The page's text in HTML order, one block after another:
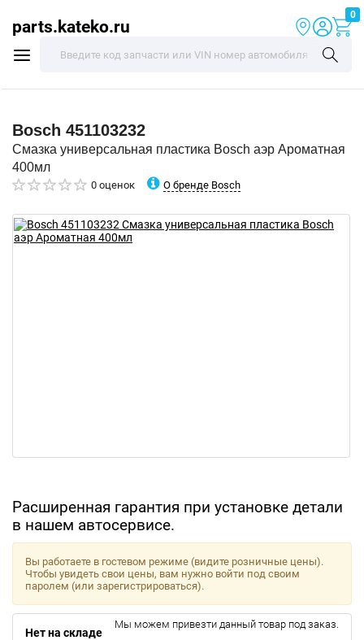
parts.kateko.ru
0
Bosch 451103232
Смазка универсальная пластика Bosch аэр Ароматная
400мл
0 оценок О бренде Bosch
Расширенная гарантия при установке детали
в нашем автосервисе.
Вы работаете в гостевом режиме (видите розничные цены).
Чтобы увидеть свои цены, вам нужно войти под своим
паролем (или зарегистрироваться).
Нет на складе
Мы можем привезти данный товар под заказ.